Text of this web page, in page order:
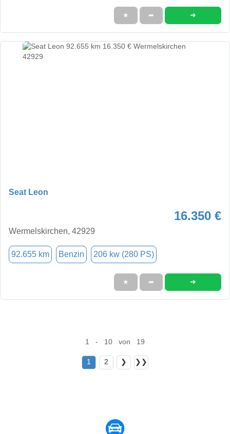
★ ➦ ➜
Seat Leon
16.350 €
Wermelskirchen, 42929
92.655 km Benzin 206 kw (280 PS)
★ ➦ ➜
1 - 10 von 19
1 2 ❯ ❯❯